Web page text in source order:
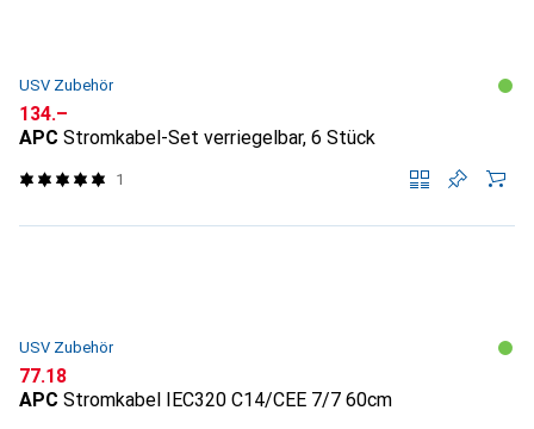
USV Zubehör
CHF
134.–
APC Stromkabel-Set verriegelbar, 6 Stück
1
USV Zubehör
CHF
77.18
APC Stromkabel IEC320 C14/CEE 7/7 60cm